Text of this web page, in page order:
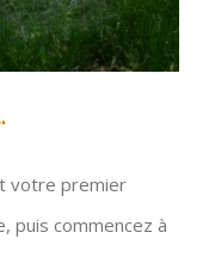
votre premier
puis commencez à